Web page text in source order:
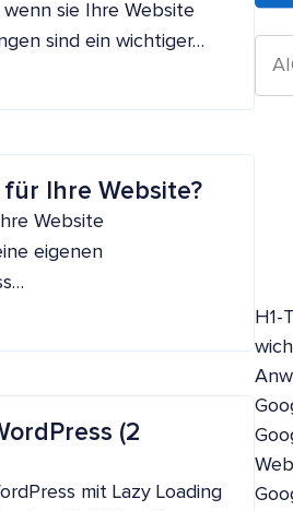
sie Ihre Website
sind ein wichtiger…
Ihre Website?
Website
eigenen
(2
mit Lazy Loading
H1-